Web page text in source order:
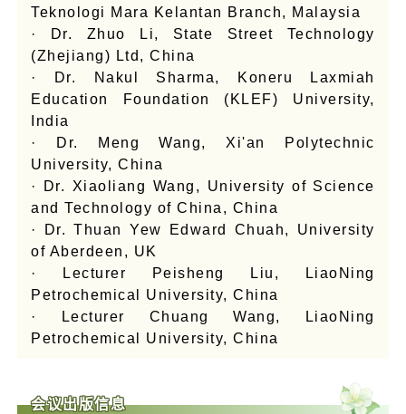
Teknologi Mara Kelantan Branch, Malaysia
· Dr. Zhuo Li, State Street Technology
(Zhejiang) Ltd, China
· Dr. Nakul Sharma, Koneru Laxmiah
Education Foundation (KLEF) University,
India
· Dr. Meng Wang, Xi'an Polytechnic
University, China
· Dr. Xiaoliang Wang, University of Science
and Technology of China, China
· Dr. Thuan Yew Edward Chuah, University
of Aberdeen, UK
· Lecturer Peisheng Liu, LiaoNing
Petrochemical University, China
· Lecturer Chuang Wang, LiaoNing
Petrochemical University, China
会议出版信息